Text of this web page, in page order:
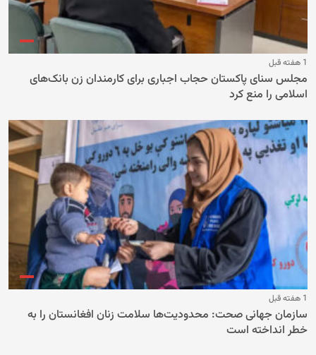
1 هفته قبل
مجلس سنای پاکستان حجاب اجباری برای کارمندان زن بانک‌های
اسلامی را منع کرد
1 هفته قبل
سازمان جهانی صحت: محدودیت‌ها سلامت زنان افغانستان را به
خطر انداخته است